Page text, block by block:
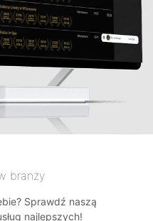
branży
Sprawdź naszą
najlepszych!